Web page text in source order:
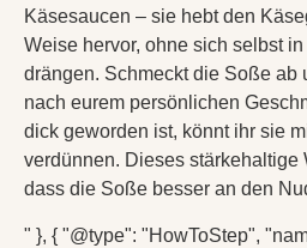
Käsesaucen – sie hebt den
Weise hervor, ohne sich selbst
drängen. Schmeckt die Soße ab
nach eurem persönlichen
dick geworden ist, könnt ihr sie
verdünnen. Dieses stärkehaltige
dass die Soße besser an den
" }, { "@type": "HowToStep",